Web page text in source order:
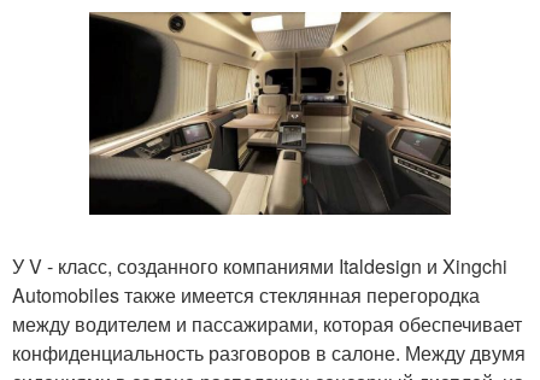
У V - класс, созданного компаниями Italdesign и Xingchi
Automobiles также имеется стеклянная перегородка
между водителем и пассажирами, которая обеспечивает
конфиденциальность разговоров в салоне. Между двумя